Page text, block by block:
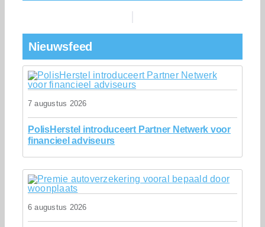
Nieuwsfeed
7 augustus 2026
PolisHerstel introduceert Partner Netwerk voor
financieel adviseurs
6 augustus 2026